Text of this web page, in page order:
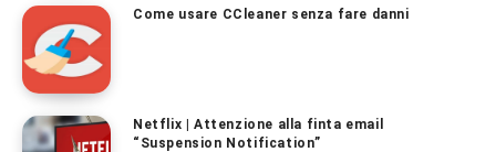
Come usare CCleaner senza fare danni
Netflix | Attenzione alla finta email
“Suspension Notification”